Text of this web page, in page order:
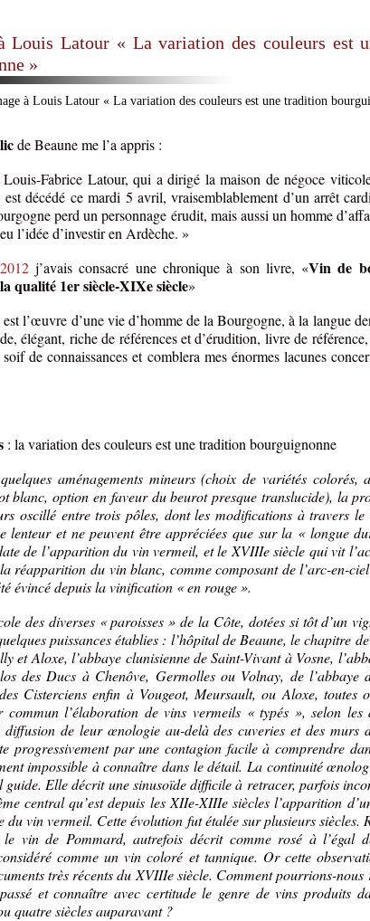
Louis Latour « La variation des couleurs est
»
de Beaune me l’a appris :
Fabrice Latour, qui a dirigé la maison de négoce
est décédé ce mardi 5 avril, vraisemblablement d’un arrêt
perd un personnage érudit, mais aussi un homme
l’idée d’investir en Ardèche. »
j’avais consacré une chronique à son livre, «Vin de
qualité 1er siècle-XIXe siècle»
l’œuvre d’une vie d’homme de la Bourgogne, à la langue
élégant, riche de références et d’érudition, livre de
de connaissances et comblera mes énormes lacunes
: la variation des couleurs est une tradition bourguignonne
aménagements mineurs (choix de variétés colorés,
blanc, option en faveur du beurot presque translucide), la
oscillé entre trois pôles, dont les modifications à travers le
lenteur et ne peuvent être appréciées que sur la « longue
de l’apparition du vin vermeil, et le XVIIIe siècle qui vit
réapparition du vin blanc, comme composant de l’arc-en-
évincé depuis la vinification « en rouge ».
des diverses « paroisses » de la Côte, dotées si tôt d’un
puissances établies : l’hôpital de Beaune, le chapitre
et Aloxe, l’abbaye clunisienne de Saint-Vivant à Vosne,
des Ducs à Chenôve, Germolles ou Volnay, de l’abbaye
Cisterciens enfin à Vougeot, Meursault, ou Aloxe, toutes
commun l’élaboration de vins vermeils « typés », selon les
de leur œnologie au-delà des cuveries et des murs
progressivement par une contagion facile à comprendre
impossible à connaître dans le détail. La continuité
guide. Elle décrit une sinusoïde difficile à retracer, parfois
central qu’est depuis les XIIe-XIIIe siècles l’apparition
du vin vermeil. Cette évolution fut étalée sur plusieurs siècles.
le vin de Pommard, autrefois décrit comme rosé à l’égal
comme un vin coloré et tannique. Or cette
très récents du XVIIIe siècle. Comment pourrions-
et connaître avec certitude le genre de vins produits
quatre siècles auparavant ?